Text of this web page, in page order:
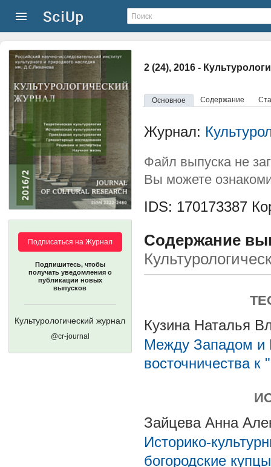
2 (24), 2016 -
Основное Содержание
Подписаться на Журнал
Подпишитесь, чтобы
получать уведомления о
публикации новых
выпусков
Культурологический журнал
@cr-journal
Журнал:
Файл выпуска не
Вы можете
IDS: 170173387
Содержание
Кузина Наталья
Между Западом и
восточничества к
Зайцева Анна
Историко-
богородские